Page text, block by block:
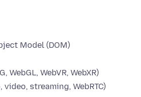
Model (DOM)
WebGL, WebVR, WebXR)
video, streaming, WebRTC)